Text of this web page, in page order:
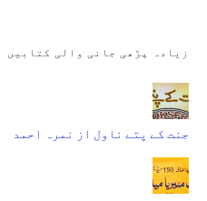
زیادہ پڑھی جانی والی کتابیں
جنت کے پتے ناول از نمرہ احمد